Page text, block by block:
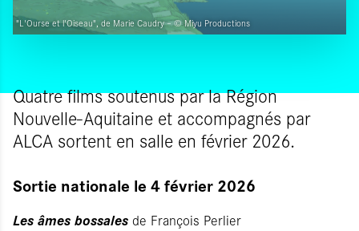
"L'Ourse et l'Oiseau", de Marie Caudry – © Miyu Productions
Quatre films soutenus par la Région
Nouvelle-Aquitaine et accompagnés par
ALCA sortent en salle en février 2026.
Sortie nationale le 4 février 2026
Les âmes bossales de François Perlier